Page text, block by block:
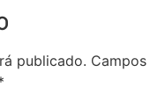
publicado. Campos